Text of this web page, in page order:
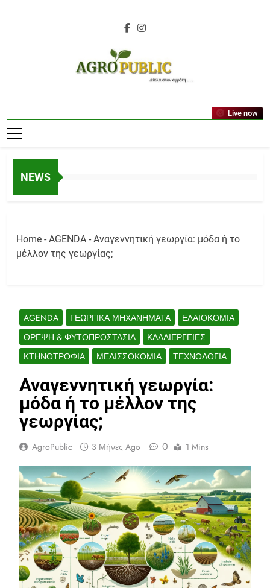
AgroPublic |
Αγροτικά Νέα,
Αμπελουργία
Live now
NEWS
Home - AGENDA - Αναγεννητική γεωργία: μόδα ή το
μέλλον της γεωργίας;
AGENDA ΓΕΩΡΓΙΚΆ ΜΗΧΑΝΉΜΑΤΑ
ΕΛΑΙΟΚΟΜΊΑ
ΘΡΕΨΗ & ΦΥΤΟΠΡΟΣΤΑΣΊΑ
ΚΑΛΛΙΈΡΓΕΙΕΣ
ΚΤΗΝΟΤΡΟΦΊΑ
ΜΕΛΙΣΣΟΚΟΜΊΑ ΤΕΧΝΟΛΟΓΊΑ
Αναγεννητική γεωργία:
μόδα ή το μέλλον της
γεωργίας;
AgroPublic 3 Μήνες Ago 0 1 Mins